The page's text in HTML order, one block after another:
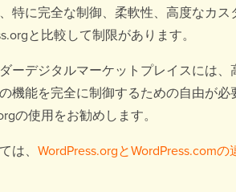
特に完全な制御、柔軟性、高度なカ
と比較して制限があります。
ーデジタルマーケットプレイスには
機能を完全に制御するための自由が
の使用をお勧めします。
は、 WordPress.orgとWordPress.comの